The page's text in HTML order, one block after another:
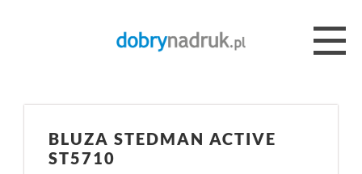
BLUZA STEDMAN ACTIVE
ST5710